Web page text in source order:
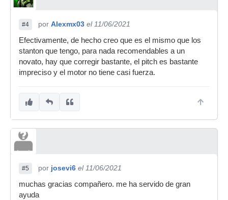
#4 por Alexmx03 el 11/06/2021
Efectivamente, de hecho creo que es el mismo que los
stanton que tengo, para nada recomendables a un
novato, hay que corregir bastante, el pitch es bastante
impreciso y el motor no tiene casi fuerza.
#5 por josevi6 el 11/06/2021
muchas gracias compañero. me ha servido de gran
ayuda